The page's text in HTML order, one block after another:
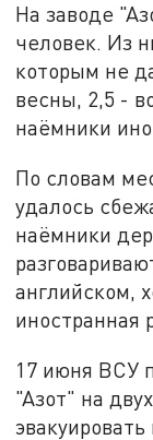
На заводе
человек. Из
которым не
весны, 2,5 -
наёмники
По словам
удалось
наёмники
английском,
иностранная
17 июня ВСУ
"Азот" на
эвакуировать